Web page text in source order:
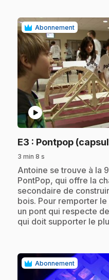
Abonnement
play_circle
E3 : Pontpop
3 min 8 s
.Antoine se trouve à la
PontPop, qui offre la
secondaire de
bois. Pour remporter
un pont qui respecte
qui doit supporter le
Abonnement